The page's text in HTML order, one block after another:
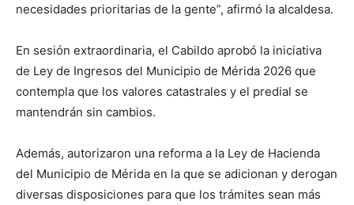
necesidades prioritarias de la gente”, afirmó la alcaldesa.
En sesión extraordinaria, el Cabildo aprobó la iniciativa
de Ley de Ingresos del Municipio de Mérida 2026 que
contempla que los valores catastrales y el predial se
mantendrán sin cambios.
Además, autorizaron una reforma a la Ley de Hacienda
del Municipio de Mérida en la que se adicionan y derogan
diversas disposiciones para que los trámites sean más